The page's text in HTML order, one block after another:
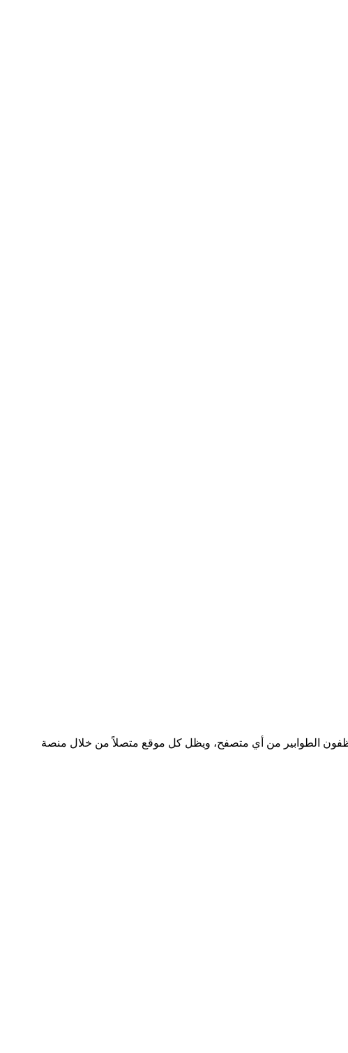
الطوابير من أي متصفح، ويظل كل موقع متصلاً من خلال منصة